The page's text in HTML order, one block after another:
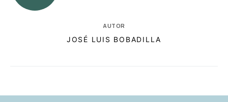
AUTOR
JOSÉ LUIS BOBADILLA